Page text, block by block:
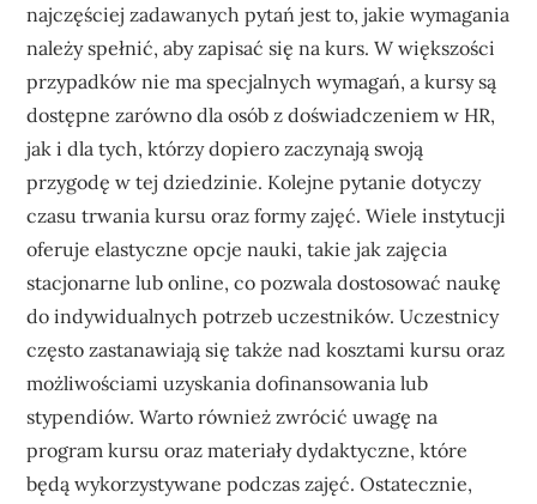
najczęściej zadawanych pytań jest to, jakie wymagania
należy spełnić, aby zapisać się na kurs. W większości
przypadków nie ma specjalnych wymagań, a kursy są
dostępne zarówno dla osób z doświadczeniem w HR,
jak i dla tych, którzy dopiero zaczynają swoją
przygodę w tej dziedzinie. Kolejne pytanie dotyczy
czasu trwania kursu oraz formy zajęć. Wiele instytucji
oferuje elastyczne opcje nauki, takie jak zajęcia
stacjonarne lub online, co pozwala dostosować naukę
do indywidualnych potrzeb uczestników. Uczestnicy
często zastanawiają się także nad kosztami kursu oraz
możliwościami uzyskania dofinansowania lub
stypendiów. Warto również zwrócić uwagę na
program kursu oraz materiały dydaktyczne, które
będą wykorzystywane podczas zajęć. Ostatecznie,